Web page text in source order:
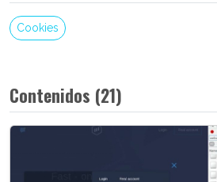
Cookies
Contenidos (21)